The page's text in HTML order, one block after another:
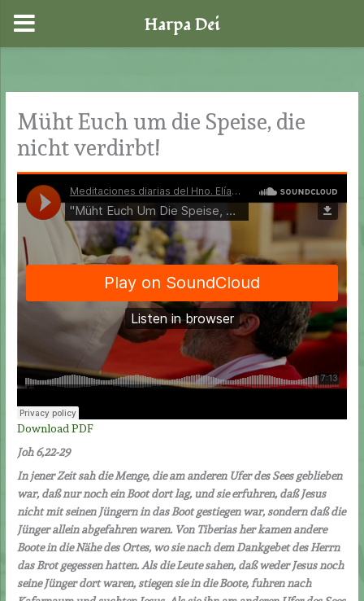
springen
Müht Euch um die Speise, die
nicht verdirbt!
Download PDF
Joh 6,22-29
In jener Zeit sah die Menge, die am anderen Ufer des Sees geblieben
war, daß nur noch ein Boot dort lag, und sie erfuhren, daß Jesus
nicht mit seinen Jüngern in das Boot gestiegen war, sondern daß die
Jünger allein abgefahren waren. Von Tiberias her kamen andere
Boote in die Nähe des Ortes, wo sie nach dem Dankgebet des Herrn
das Brot gegessen hatten. Als die Leute sahen, daß weder Jesus noch
seine Jünger dort waren, stiegen sie in die Boote, fuhren nach
Harpa Dei